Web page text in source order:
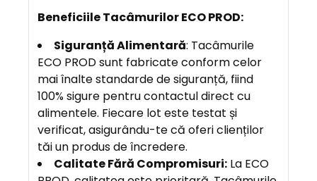
A
E
BeneficiileTacâmurilor ECO PROD:
Siguranță Alimentară: Tacâmurile
ECO PROD sunt fabricate conform celor
mai înalte standarde de siguranță, fiind
100% sigure pentru contactul direct cu
alimentele. Fiecare lot este testat și
verificat, asigurându-te că oferi clienților
tăi un produs de încredere.
Calitate Fără Compromisuri: La ECO